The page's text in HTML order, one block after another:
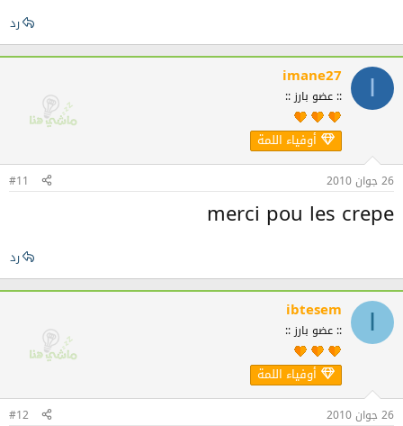
رد
I
imane27
:: عضو بارز ::
أوفياء اللمة
26 جوان 2010 #11
merci pou les crepe
رد
I
ibtesem
:: عضو بارز ::
أوفياء اللمة
26 جوان 2010 #12